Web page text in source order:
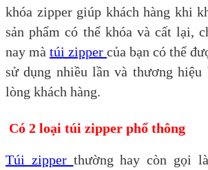
khóa zipper giúp khách hàng khi
sản phẩm có thể khóa và cất lại,
nay mà túi zipper của bạn có thể
sử dụng nhiều lần và thương hiệu
lòng khách hàng.
Có 2 loại túi zipper phổ thông
Túi zipper thường hay còn gọi